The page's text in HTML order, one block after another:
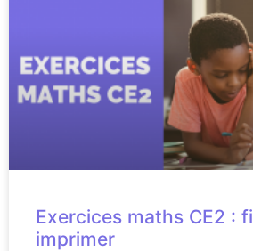
Exercices maths CE2 :
imprimer